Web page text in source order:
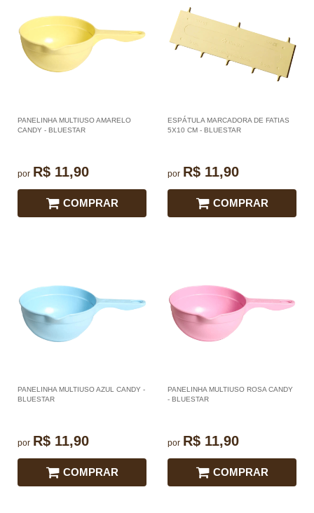
PANELINHA MULTIUSO AMARELO
CANDY - BLUESTAR
por R$ 11,90
COMPRAR
ESPÁTULA MARCADORA DE FATIAS
5X10 CM - BLUESTAR
por R$ 11,90
COMPRAR
PANELINHA MULTIUSO AZUL CANDY -
BLUESTAR
por R$ 11,90
COMPRAR
PANELINHA MULTIUSO ROSA CANDY
- BLUESTAR
por R$ 11,90
COMPRAR